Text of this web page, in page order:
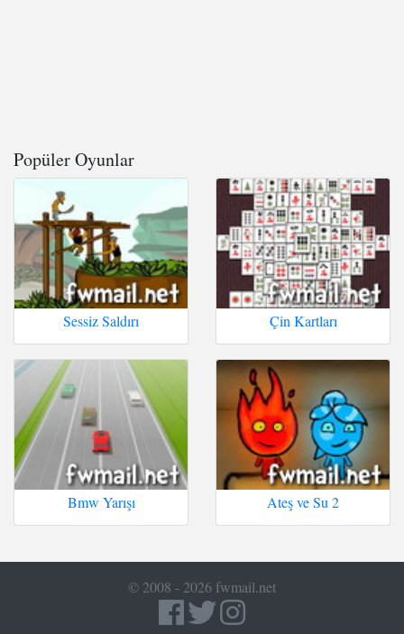
Popüler Oyunlar
Sessiz Saldırı Çin Kartları
Bmw Yarışı Ateş ve Su 2
© 2008 - 2026 fwmail.net